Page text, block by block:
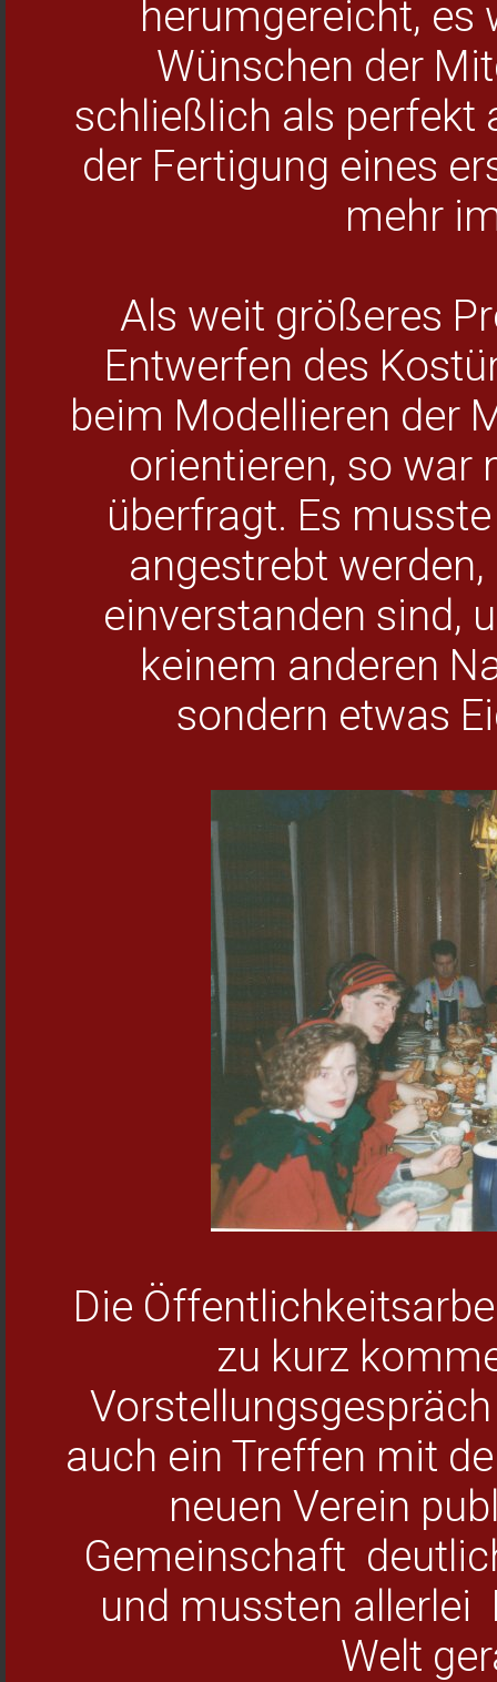
herumgereicht, es
Wünschen der
schließlich als perfekt
der Fertigung eines
mehr
Als weit größeres
Entwerfen des
beim Modellieren der
orientieren, so war
überfragt. Es
angestrebt
einverstanden sind,
keinem anderen
sondern etwas
Die
zu kurz
auch ein Treffen mit
neuen Verein
Gemeinschaft
und mussten allerlei
Welt